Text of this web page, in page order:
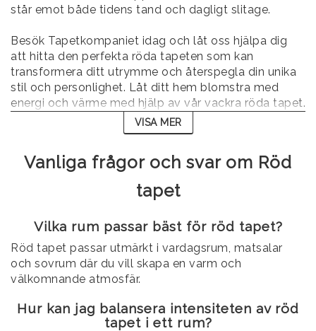
står emot både tidens tand och dagligt slitage.
Besök Tapetkompaniet idag och låt oss hjälpa dig
att hitta den perfekta röda tapeten som kan
transformera ditt utrymme och återspegla din unika
stil och personlighet. Låt ditt hem blomstra med
energi och värme med hjälp av vår vackra röda tapet.
VISA MER
Vanliga frågor och svar om Röd
tapet
Vilka rum passar bäst för röd tapet?
Röd tapet passar utmärkt i vardagsrum, matsalar
och sovrum där du vill skapa en varm och
välkomnande atmosfär.
Hur kan jag balansera intensiteten av röd
tapet i ett rum?